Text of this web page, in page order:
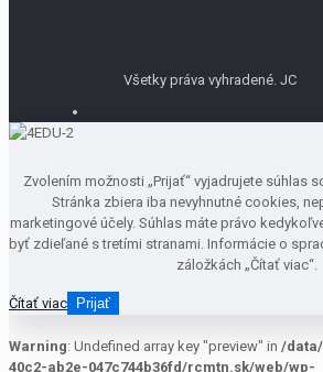
Všetky práva vyhradené. JC
Zvolením možnosti „Prijať“ vyjadrujete súhlas
Stránka zbiera iba nevyhnutné cookies,
marketingové účely. Súhlas máte právo
byť zdieľané s tretími stranami. Informácie o
záložkách „Čítať viac“.
Čítať viac Prijať
Warning: Undefined array key "preview" in /
40c2-ab2e-047c744b36fd/rcmtn.sk/web/wp-